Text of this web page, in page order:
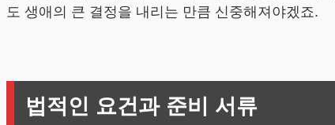
도 생애의 큰 결정을 내리는 만큼 신중해져야겠죠.
법적인 요건과 준비 서류